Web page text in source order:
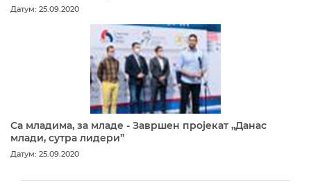
Датум: 25.09.2020
Са младима, за младе - Завршен пројекат „Данас
млади, сутра лидери”
Датум: 25.09.2020